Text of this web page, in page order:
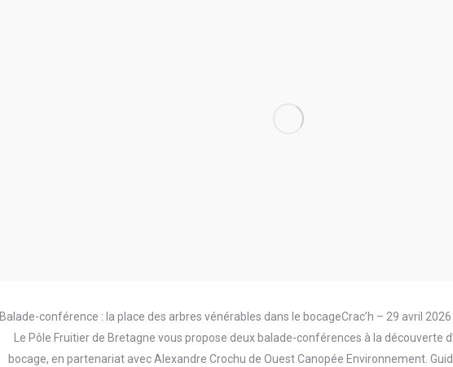
Balade-conférence : la place des arbres vénérables dans le bocageCrac’h – 29 avril
Le Pôle Fruitier de Bretagne vous propose deux balade-conférences à la découverte
bocage, en partenariat avec Alexandre Crochu de Ouest Canopée Environnement.